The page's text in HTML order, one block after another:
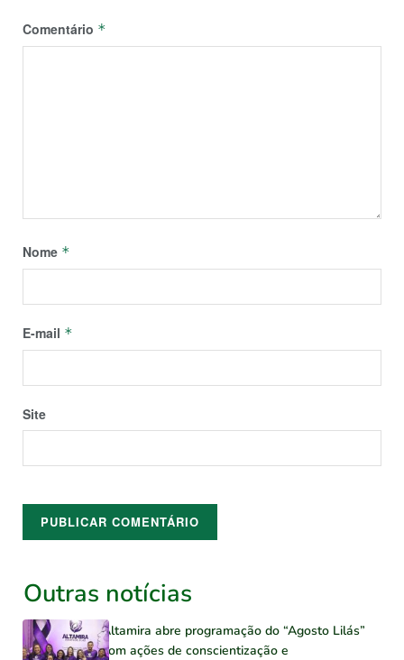
Comentário *
Nome *
E-mail *
Site
Outras notícias
Altamira abre programação do “Agosto Lilás”
com ações de conscientização e